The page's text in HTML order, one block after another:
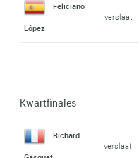
Feliciano
López
verslaat
Kwartfinales
Richard
verslaat